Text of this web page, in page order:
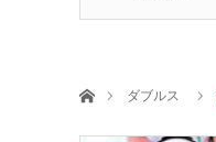
ホームダブルス